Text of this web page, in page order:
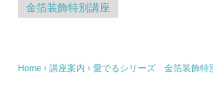
金箔装飾特別講座
Home ›講座案内 ›愛でるシリーズ 金箔装飾特